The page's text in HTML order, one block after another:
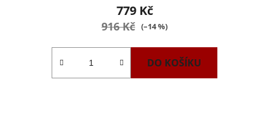
779 Kč
916 Kč (–14 %)
DO KOŠÍKU